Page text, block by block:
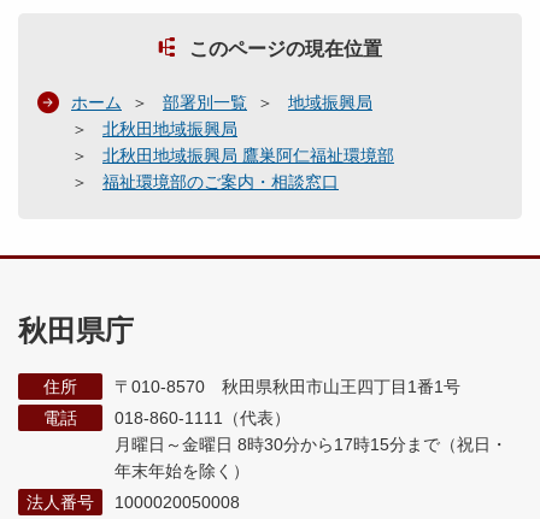
このページの現在位置
ホーム 部署別一覧
地域振興局
北秋田地域振興局
北秋田地域振興局 鷹巣阿仁福祉環境部
福祉環境部のご案内・相談窓口
秋田県庁
住所
〒010-8570 秋田県秋田市山王四丁目1番1号
電話
018-860-1111（代表）
月曜日～金曜日 8時30分から17時15分まで （祝日・
年末年始を除く）
法人番号
1000020050008